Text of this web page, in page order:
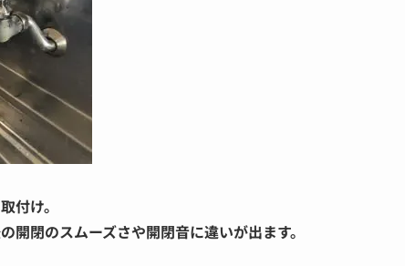
付け。
閉のスムーズさや開閉音に違いが出ます。